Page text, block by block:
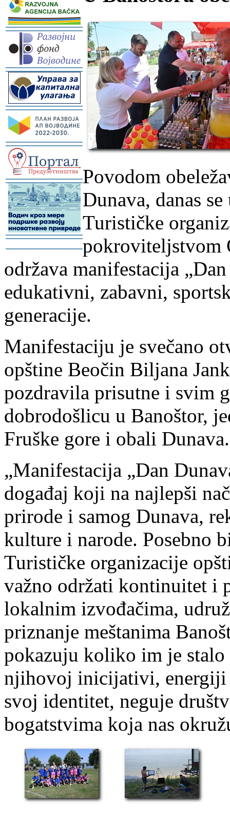
-
-
-
-
-
-
Povodom
Dunava, danas
Turističke
pokroviteljstvom
održava manifestacija
edukativni, zabavni,
generacije.
Manifestaciju je svečano
opštine Beočin Biljana
pozdravila prisutne i svim
dobrodošlicu u Banoštor,
Fruške gore i obali Dunava.
„Manifestacija „Dan
događaj koji na najlepši
prirode i samog Dunava,
kulture i narode. Posebno
Turističke organizacije
važno održati kontinuitet i
lokalnim izvođačima,
priznanje meštanima
pokazuju koliko im je
njihovoj inicijativi, energiji
svoj identitet, neguje
bogatstvima koja nas